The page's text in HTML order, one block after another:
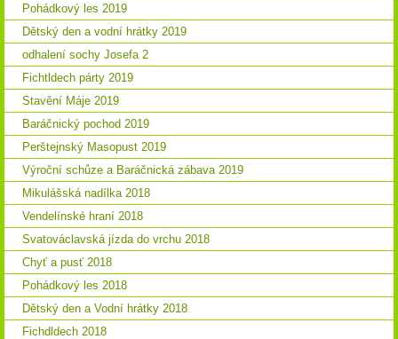
Pohádkový les 2019
Dětský den a vodní hrátky 2019
odhalení sochy Josefa 2
Fichtldech párty 2019
Stavění Máje 2019
Baráčnický pochod 2019
Perštejnský Masopust 2019
Výroční schůze a Baráčnická zábava 2019
Mikulášská nadílka 2018
Vendelínské hraní 2018
Svatováclavská jízda do vrchu 2018
Chyť a pusť 2018
Pohádkový les 2018
Dětský den a Vodní hrátky 2018
Fichdldech 2018